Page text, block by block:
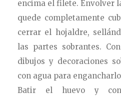
encima el filete. Envolver
quede completamente
cerrar el hojaldre,
las partes sobrantes.
dibujos y decoraciones
con agua para
Batir el huevo y